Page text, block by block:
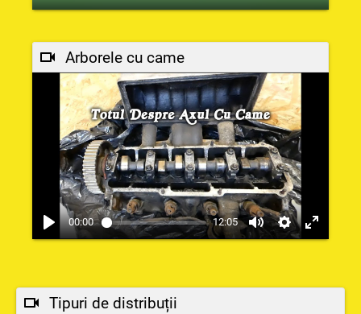
Arborele cu came
00:00 12:05
Tipuri de distribuții